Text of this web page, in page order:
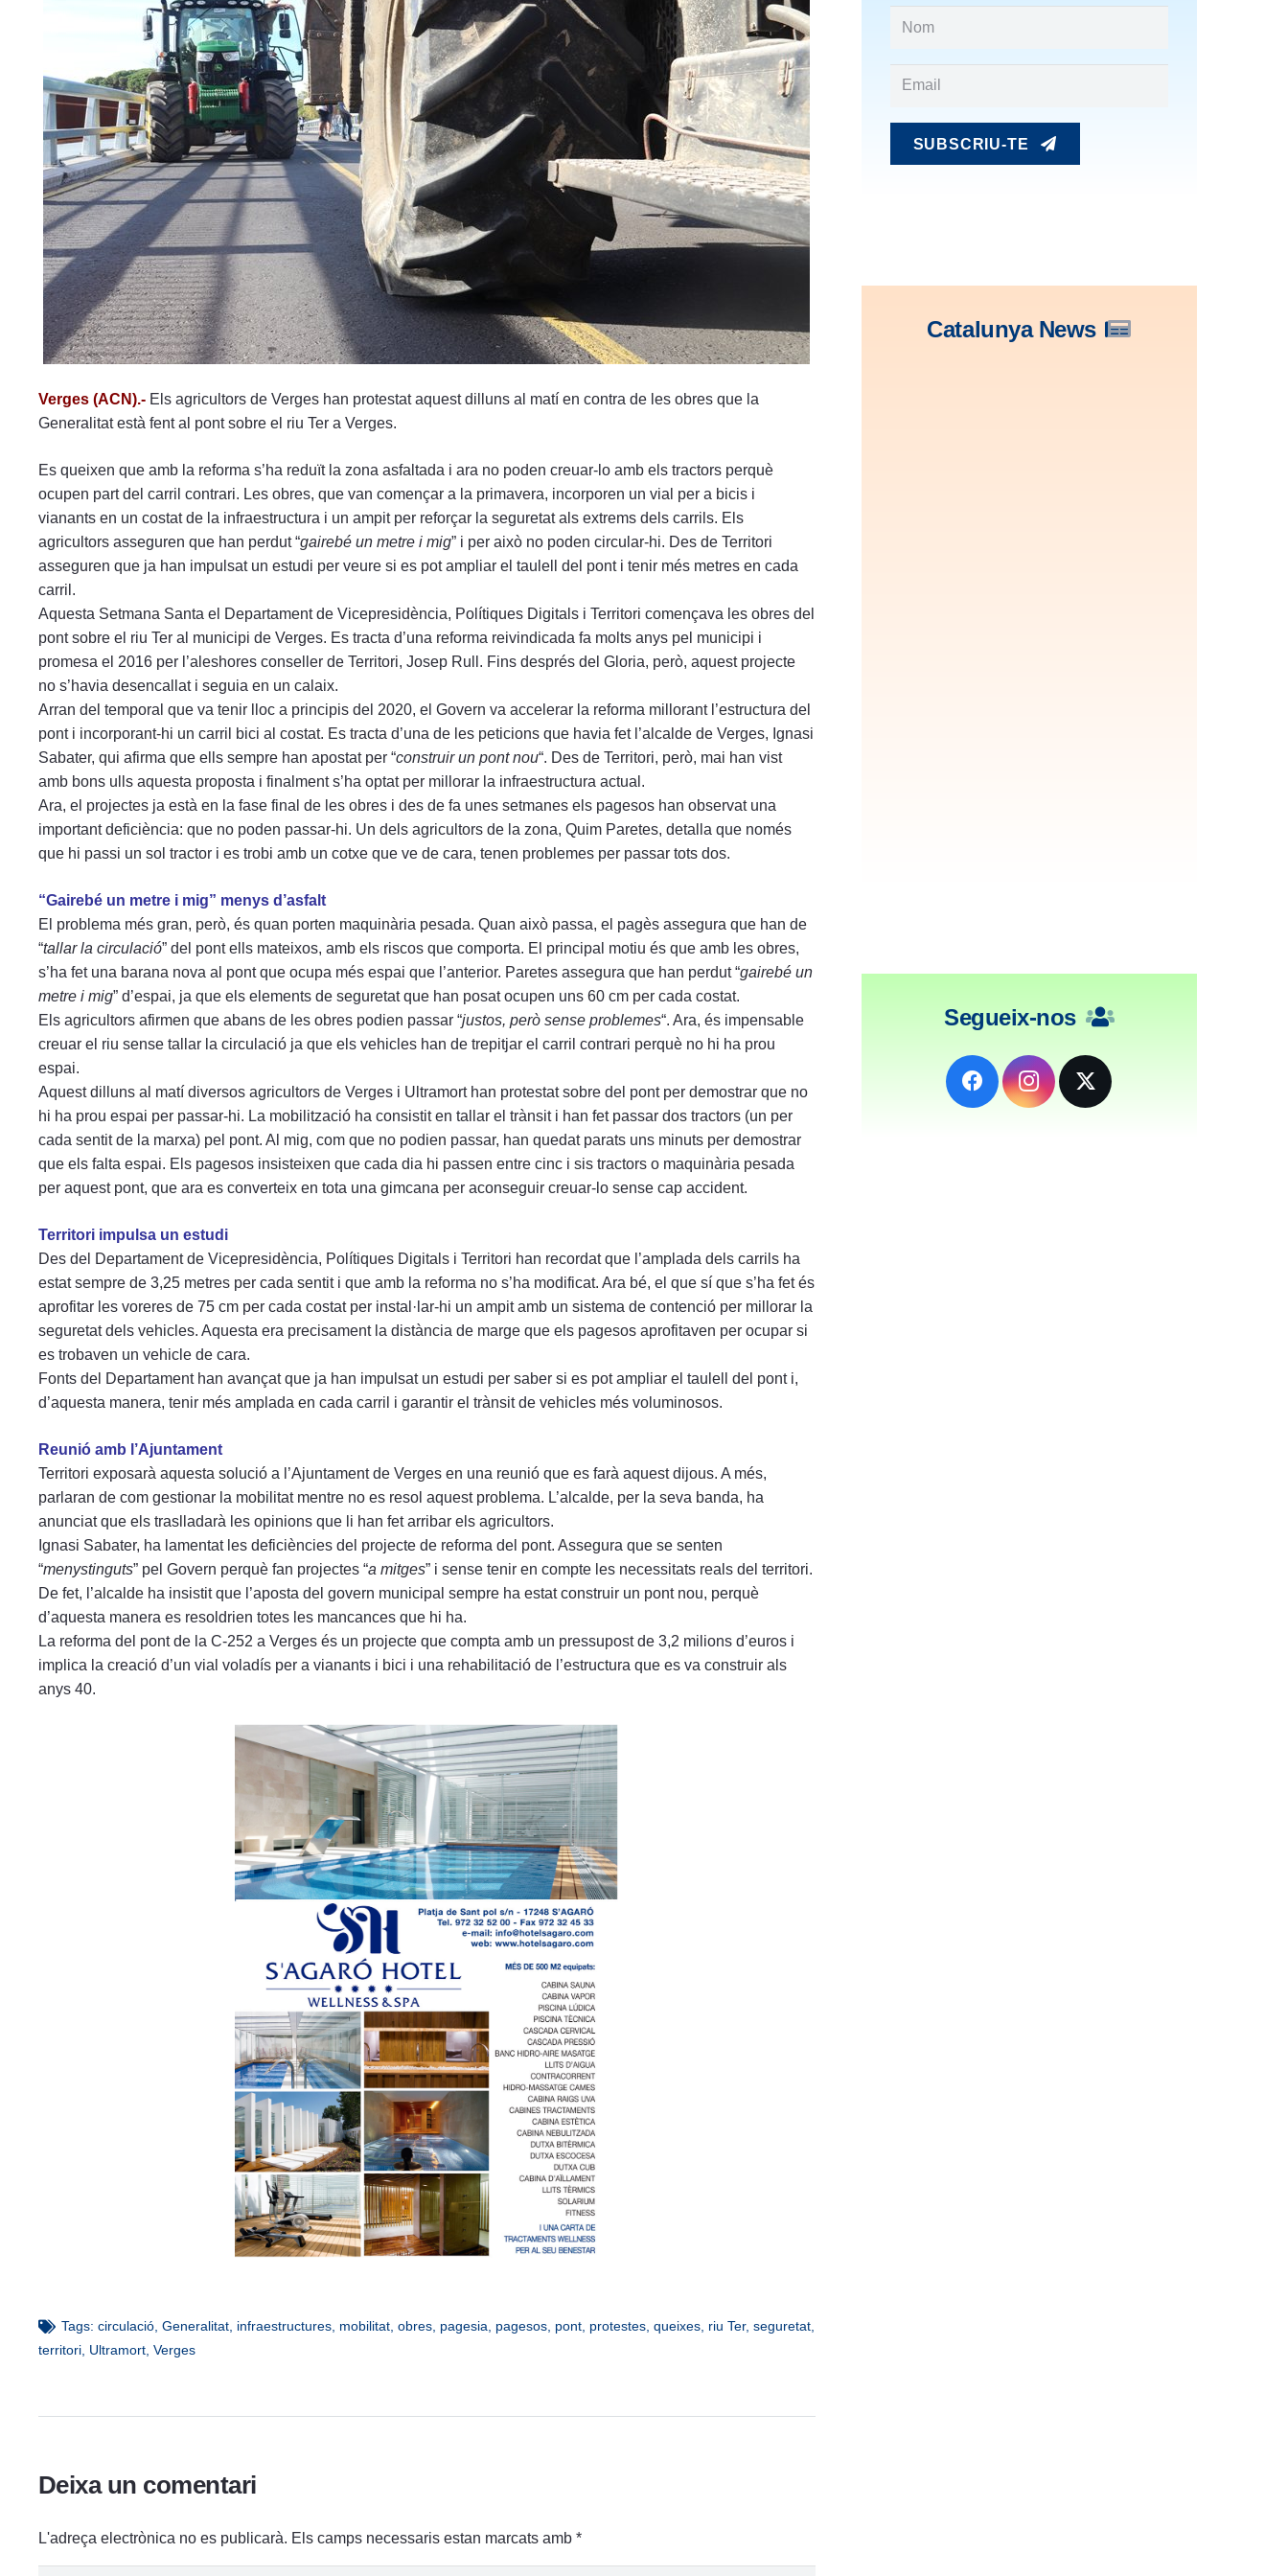
Verges (ACN).- Els agricultors de Verges han protestat aquest dilluns al matí en contra de les obres que la
Generalitat està fent al pont sobre el riu Ter a Verges.
Es queixen que amb la reforma s’ha reduït la zona asfaltada i ara no poden creuar-lo amb els tractors perquè
ocupen part del carril contrari. Les obres, que van començar a la primavera, incorporen un vial per a bicis i
vianants en un costat de la infraestructura i un ampit per reforçar la seguretat als extrems dels carrils. Els
agricultors asseguren que han perdut “gairebé un metre i mig” i per això no poden circular-hi. Des de Territori
asseguren que ja han impulsat un estudi per veure si es pot ampliar el taulell del pont i tenir més metres en cada
carril.
Aquesta Setmana Santa el Departament de Vicepresidència, Polítiques Digitals i Territori començava les obres del
pont sobre el riu Ter al municipi de Verges. Es tracta d’una reforma reivindicada fa molts anys pel municipi i
promesa el 2016 per l’aleshores conseller de Territori, Josep Rull. Fins després del Gloria, però, aquest projecte
no s’havia desencallat i seguia en un calaix.
Arran del temporal que va tenir lloc a principis del 2020, el Govern va accelerar la reforma millorant l’estructura del
pont i incorporant-hi un carril bici al costat. Es tracta d’una de les peticions que havia fet l’alcalde de Verges, Ignasi
Sabater, qui afirma que ells sempre han apostat per “construir un pont nou“. Des de Territori, però, mai han vist
amb bons ulls aquesta proposta i finalment s’ha optat per millorar la infraestructura actual.
Ara, el projectes ja està en la fase final de les obres i des de fa unes setmanes els pagesos han observat una
important deficiència: que no poden passar-hi. Un dels agricultors de la zona, Quim Paretes, detalla que només
que hi passi un sol tractor i es trobi amb un cotxe que ve de cara, tenen problemes per passar tots dos.
“Gairebé un metre i mig” menys d’asfalt
El problema més gran, però, és quan porten maquinària pesada. Quan això passa, el pagès assegura que han de
“tallar la circulació” del pont ells mateixos, amb els riscos que comporta. El principal motiu és que amb les obres,
s’ha fet una barana nova al pont que ocupa més espai que l’anterior. Paretes assegura que han perdut “gairebé un
metre i mig” d’espai, ja que els elements de seguretat que han posat ocupen uns 60 cm per cada costat.
Els agricultors afirmen que abans de les obres podien passar “justos, però sense problemes“. Ara, és impensable
creuar el riu sense tallar la circulació ja que els vehicles han de trepitjar el carril contrari perquè no hi ha prou
espai.
Aquest dilluns al matí diversos agricultors de Verges i Ultramort han protestat sobre del pont per demostrar que no
hi ha prou espai per passar-hi. La mobilització ha consistit en tallar el trànsit i han fet passar dos tractors (un per
cada sentit de la marxa) pel pont. Al mig, com que no podien passar, han quedat parats uns minuts per demostrar
que els falta espai. Els pagesos insisteixen que cada dia hi passen entre cinc i sis tractors o maquinària pesada
per aquest pont, que ara es converteix en tota una gimcana per aconseguir creuar-lo sense cap accident.
Territori impulsa un estudi
Des del Departament de Vicepresidència, Polítiques Digitals i Territori han recordat que l’amplada dels carrils ha
estat sempre de 3,25 metres per cada sentit i que amb la reforma no s’ha modificat. Ara bé, el que sí que s’ha fet és
aprofitar les voreres de 75 cm per cada costat per instal·lar-hi un ampit amb un sistema de contenció per millorar la
seguretat dels vehicles. Aquesta era precisament la distància de marge que els pagesos aprofitaven per ocupar si
es trobaven un vehicle de cara.
Fonts del Departament han avançat que ja han impulsat un estudi per saber si es pot ampliar el taulell del pont i,
d’aquesta manera, tenir més amplada en cada carril i garantir el trànsit de vehicles més voluminosos.
Reunió amb l’Ajuntament
Territori exposarà aquesta solució a l’Ajuntament de Verges en una reunió que es farà aquest dijous. A més,
parlaran de com gestionar la mobilitat mentre no es resol aquest problema. L’alcalde, per la seva banda, ha
anunciat que els traslladarà les opinions que li han fet arribar els agricultors.
Ignasi Sabater, ha lamentat les deficiències del projecte de reforma del pont. Assegura que se senten
“menystinguts” pel Govern perquè fan projectes “a mitges” i sense tenir en compte les necessitats reals del territori.
De fet, l’alcalde ha insistit que l’aposta del govern municipal sempre ha estat construir un pont nou, perquè
d’aquesta manera es resoldrien totes les mancances que hi ha.
La reforma del pont de la C-252 a Verges és un projecte que compta amb un pressupost de 3,2 milions d’euros i
implica la creació d’un vial voladís per a vianants i bici i una rehabilitació de l’estructura que es va construir als
anys 40.
Tags: circulació, Generalitat, infraestructures, mobilitat, obres, pagesia, pagesos, pont, protestes, queixes, riu Ter, seguretat,
territori, Ultramort, Verges
Deixa un comentari
L'adreça electrònica no es publicarà. Els camps necessaris estan marcats amb *
SUBSCRIU-TE
Catalunya News
Segueix-nos